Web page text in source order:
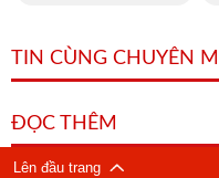
TIN CÙNG CHUYÊN
ĐỌC THÊM
Lên đầu trang